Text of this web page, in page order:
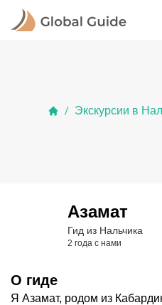
/ Экскурсии в
Азамат
Гид из Нальчика
2 года с нами
О гиде
Я Азамат, родом из